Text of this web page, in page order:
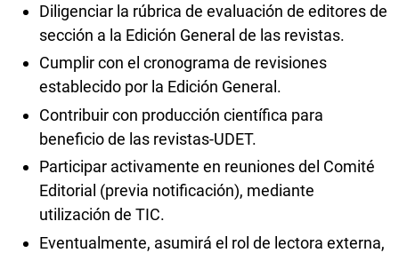
Diligenciar la rúbrica de evaluación de editores de
sección a la Edición General de las revistas.
Cumplir con el cronograma de revisiones
establecido por la Edición General.
Contribuir con producción científica para
beneficio de las revistas-UDET.
Participar activamente en reuniones del Comité
Editorial (previa notificación), mediante
utilización de TIC.
Eventualmente, asumirá el rol de lectora externa,